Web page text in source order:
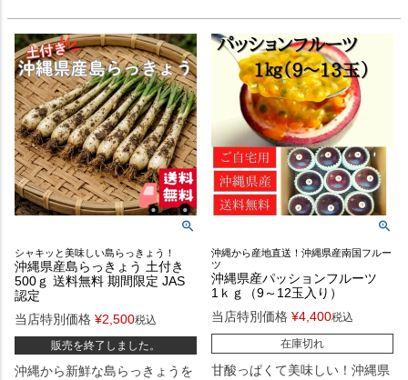
シャキッと美味しい島らっきょう！
沖縄県産島らっきょう 土付き
500ｇ 送料無料 期間限定 JAS
認定
当店特別価格 ¥2,500税込
販売を終了しました。
沖縄から新鮮な島らっきょうを
沖縄から産地直送！沖縄県産南国フルー
ツ
沖縄県産パッションフルーツ
1ｋｇ（9～12玉入り）
当店特別価格 ¥4,400税込
在庫切れ
甘酸っぱくて美味しい！沖縄県